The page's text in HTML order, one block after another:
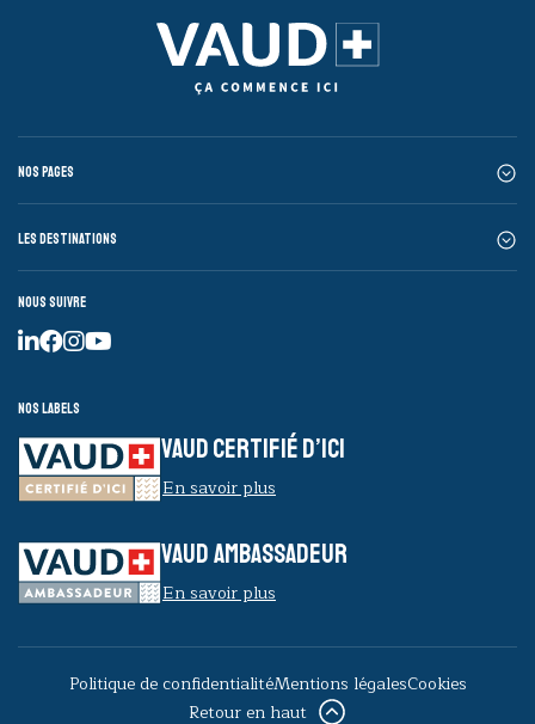
Nos pages
Les destinations
Nous suivre
Nos labels
VAUD CERTIFIÉ D’ICI
En savoir plus
VAUD AMBASSADEUR
En savoir plus
Politique de confidentialitéMentions légalesCookies
Retour en haut